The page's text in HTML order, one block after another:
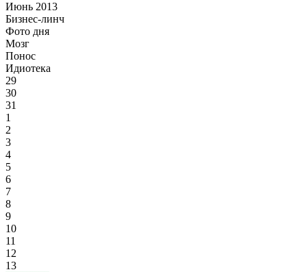
Июнь 2013
Бизнес-линч
Фото дня
Мозг
Понос
Идиотека
29
30
31
1
2
3
4
5
6
7
8
9
10
11
12
13